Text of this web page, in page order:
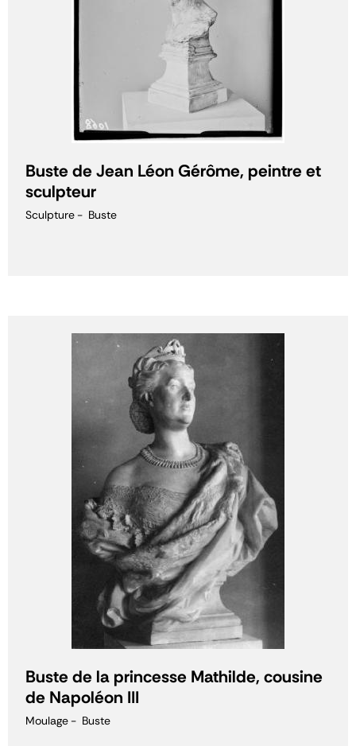
Buste de Jean Léon Gérôme, peintre et
sculpteur
Sculpture Buste
Buste de la princesse Mathilde, cousine
de Napoléon III
Moulage Buste